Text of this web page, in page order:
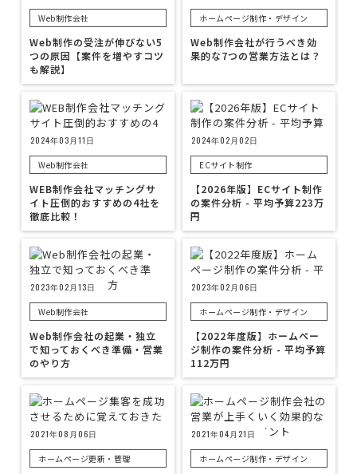
Web制作会社
Web制作の受注が伸びない5
つの原因【案件を増やすコツ
も解説】
ホームページ制作・デザイン
Web制作会社が行うべき効
果的な7つの営業方法とは？
2024年03月11日
Web制作会社
WEB制作会社マッチングサ
イト圧倒的おすすめの4社を
徹底比較！
2024年02月02日
ECサイト制作
【2026年版】ECサイト制作
の案件分析 - 平均予算223万
円
2023年02月13日
Web制作会社
Web制作会社の起業・独立
で知っておくべき準備・営業
のやり方
2023年02月06日
ホームページ制作・デザイン
【2022年度版】ホームペー
ジ制作の案件分析 - 平均予算
112万円
2021年08月06日
ホームページ更新・管理
2021年04月21日
ホームページ制作・デザイン